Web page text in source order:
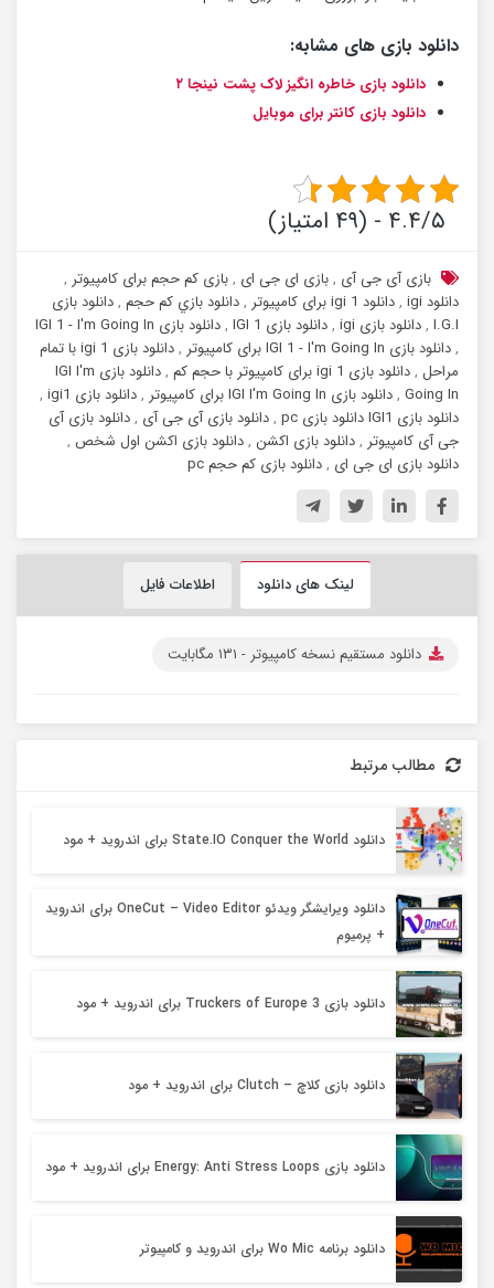
دانلود بازی های مشابه:
دانلود بازی خاطره انگیز لاک پشت نینجا ۲
دانلود بازی کانتر برای موبایل
۴.۴/۵ - (۴۹ امتیاز)
بازی آی جی آی ,بازی ای جی ای ,بازی کم حجم برای کامپیوتر ,
دانلود igi
,دانلود igi 1 برای کامپیوتر ,دانلود بازي كم حجم ,دانلود بازی
I.G.I
,دانلود بازی igi ,دانلود بازی IGI 1 ,دانلود بازی IGI 1 - I'm Going In
,دانلود بازی IGI 1 - I'm Going In برای کامپیوتر ,
دانلود بازی igi 1 با تمام
مراحل ,دانلود بازی igi 1 برای کامپیوتر با حجم کم ,
دانلود بازی IGI I'm
Going In
,دانلود بازی IGI I'm Going In برای کامپیوتر ,دانلود بازی igi1
,
دانلود بازی IGI1 دانلود بازی pc
,دانلود بازی آی جی آی ,دانلود بازی آی
جی آی کامپیوتر ,دانلود بازی اکشن ,دانلود بازی اکشن اول شخص ,
دانلود بازی ای جی ای ,دانلود بازی کم حجم pc
لینک های دانلود اطلاعات فایل
دانلود مستقیم نسخه کامپیوتر - ۱۳۱ مگابایت
مطالب مرتبط
دانلود State.IO Conquer the World برای اندروید + مود
دانلود ویرایشگر ویدئو OneCut – Video Editor برای اندروید
+ پرمیوم
دانلود بازی Truckers of Europe 3 برای اندروید + مود
دانلود بازی کلاچ – Clutch برای اندروید + مود
دانلود بازی Energy: Anti Stress Loops برای اندروید + مود
دانلود برنامه Wo Mic برای اندروید و کامپیوتر